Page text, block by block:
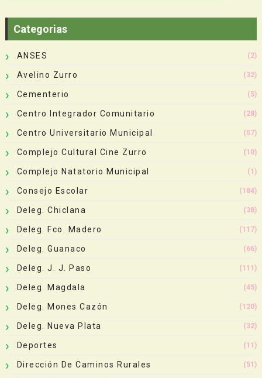
Categorias
ANSES (2)
Avelino Zurro (32)
Cementerio (5)
Centro Integrador Comunitario (28)
Centro Universitario Municipal (57)
Complejo Cultural Cine Zurro (10)
Complejo Natatorio Municipal (1)
Consejo Escolar (184)
Deleg. Chiclana (38)
Deleg. Fco. Madero (117)
Deleg. Guanaco (66)
Deleg. J. J. Paso (111)
Deleg. Magdala (45)
Deleg. Mones Cazón (120)
Deleg. Nueva Plata (32)
Deportes (11)
Dirección De Caminos Rurales (51)